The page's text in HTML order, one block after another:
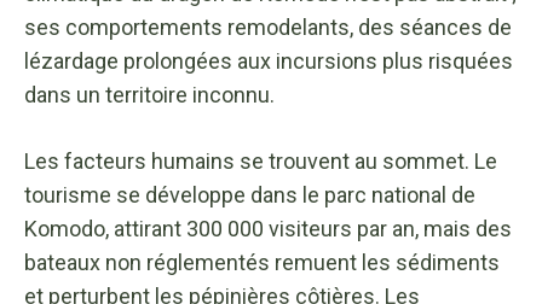
ses comportements remodelants, des séances de
lézardage prolongées aux incursions plus risquées
dans un territoire inconnu.
Les facteurs humains se trouvent au sommet. Le
tourisme se développe dans le parc national de
Komodo, attirant 300 000 visiteurs par an, mais des
bateaux non réglementés remuent les sédiments
et perturbent les pépinières côtières. Les